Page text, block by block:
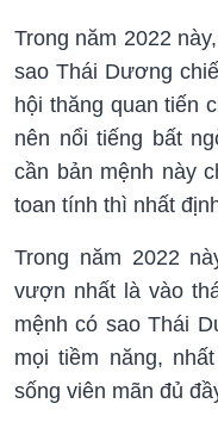
Trong năm 2022
sao Thái Dương
hội thăng quan tiến
nên nổi tiếng bất
cần bản mệnh này
toan tính thì nhất
Trong năm 2022
vượn nhất là vào
mệnh có sao Thái
mọi tiềm năng,
sống viên mãn đủ